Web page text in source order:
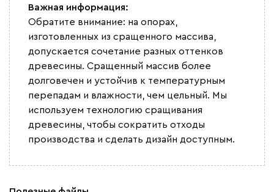
Вайт Латте
Альтеа
Бежевый Графит Молочный Серый
Дарте
Важная информация:
Обратите внимание: на опорах,
изготовленных из сращенного массива,
допускается сочетание разных оттенков
древесины. Сращенный массив более
долговечен и устойчив к температурным
перепадам и влажности, чем цельный. Мы
используем технологию сращивания
древесины, чтобы сократить отходы
производства и сделать дизайн доступным.